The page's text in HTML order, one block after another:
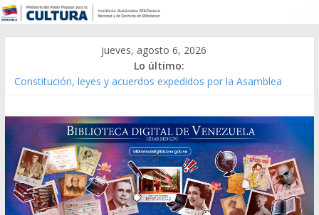
jueves, agosto 6, 2026
Lo último:
Constitución, leyes y acuerdos expedidos por la Asamblea
Modesta Bor Sánchez [material gráfico]
Gaceta Oficial de la República de Venezuela año CXXXIII Mes V,
Caracas 09 de marzo de 2006 N° 38.394
Catálogo temático de obras de Modesta Bor